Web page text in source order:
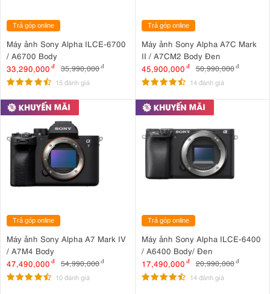
Trả góp online
Máy ảnh Sony Alpha ILCE-6700
/ A6700 Body
33,290,000 đ 35,990,000đ
15 đánh giá
Trả góp online
Máy ảnh Sony Alpha A7C Mark
II / A7CM2 Body Đen
45,900,000 đ 50,990,000 đ
14 đánh giá
Trả góp online
Máy ảnh Sony Alpha A7 Mark IV
/ A7M4 Body
47,490,000 đ 54,990,000đ
10 đánh giá
Trả góp online
Máy ảnh Sony Alpha ILCE-6400
/ A6400 Body/ Đen
17,490,000 đ 20,990,000 đ
14 đánh giá